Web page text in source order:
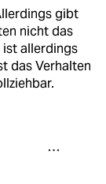
gibt
nicht das
ist allerdings
das Verhalten